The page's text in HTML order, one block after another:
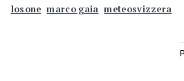
losone marco gaia meteosvizzera